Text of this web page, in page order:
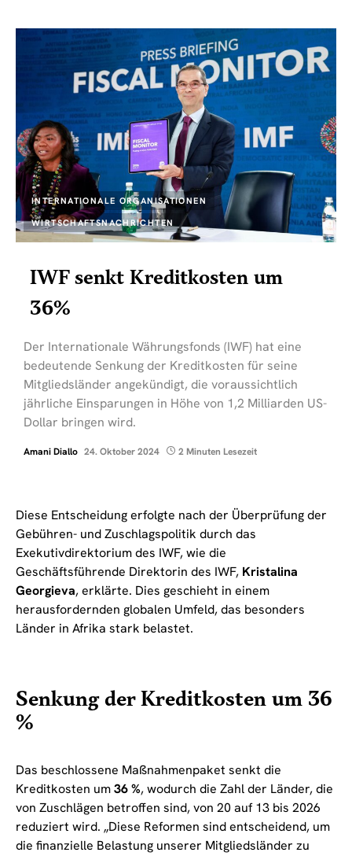
INTERNATIONALE ORGANISATIONEN
WIRTSCHAFTSNACHRICHTEN
IWF senkt Kreditkosten um
36%
Der Internationale Währungsfonds (IWF) hat eine
bedeutende Senkung der Kreditkosten für seine
Mitgliedsländer angekündigt, die voraussichtlich
jährliche Einsparungen in Höhe von 1,2 Milliarden US-
Dollar bringen wird.
Amani Diallo 24. Oktober 2024 2 Minuten Lesezeit
Diese Entscheidung erfolgte nach der Überprüfung der
Gebühren- und Zuschlagspolitik durch das
Exekutivdirektorium des IWF, wie die
Geschäftsführende Direktorin des IWF, Kristalina
Georgieva, erklärte. Dies geschieht in einem
herausfordernden globalen Umfeld, das besonders
Länder in Afrika stark belastet.
Senkung der Kreditkosten um 36
%
Das beschlossene Maßnahmenpaket senkt die
Kreditkosten um36 %, wodurch die Zahl der Länder, die
von Zuschlägen betroffen sind, von 20 auf 13 bis 2026
reduziert wird. „Diese Reformen sind entscheidend, um
die finanzielle Belastung unserer Mitgliedsländer zu